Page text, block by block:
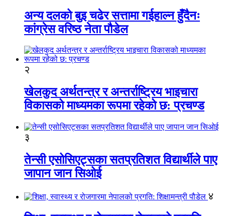
अन्य दलको बुइ चढेर सत्तामा गईहाल्न हुँदैनः
कांग्रेस वरिष्ठ नेता पौडेल
२
खेलकुद अर्थतन्त्र र अन्तर्राष्ट्रिय भाइचारा
विकासको माध्यमका रूपमा रहेको छ: प्रचण्ड
३
तेन्सी एसोसिएट्सका सतप्रतिशत विद्यार्थीले पाए
जापान जान सिओई
४